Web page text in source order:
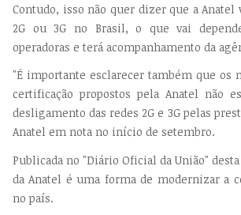
Contudo, isso não quer dizer que a
2G ou 3G no Brasil, o que vai
operadoras e terá acompanhamento da
"É importante esclarecer também que os
certificação propostos pela Anatel não
desligamento das redes 2G e 3G pelas
Anatel em nota no início de setembro.
Publicada no "Diário Oficial da União"
da Anatel é uma forma de modernizar a
no país.